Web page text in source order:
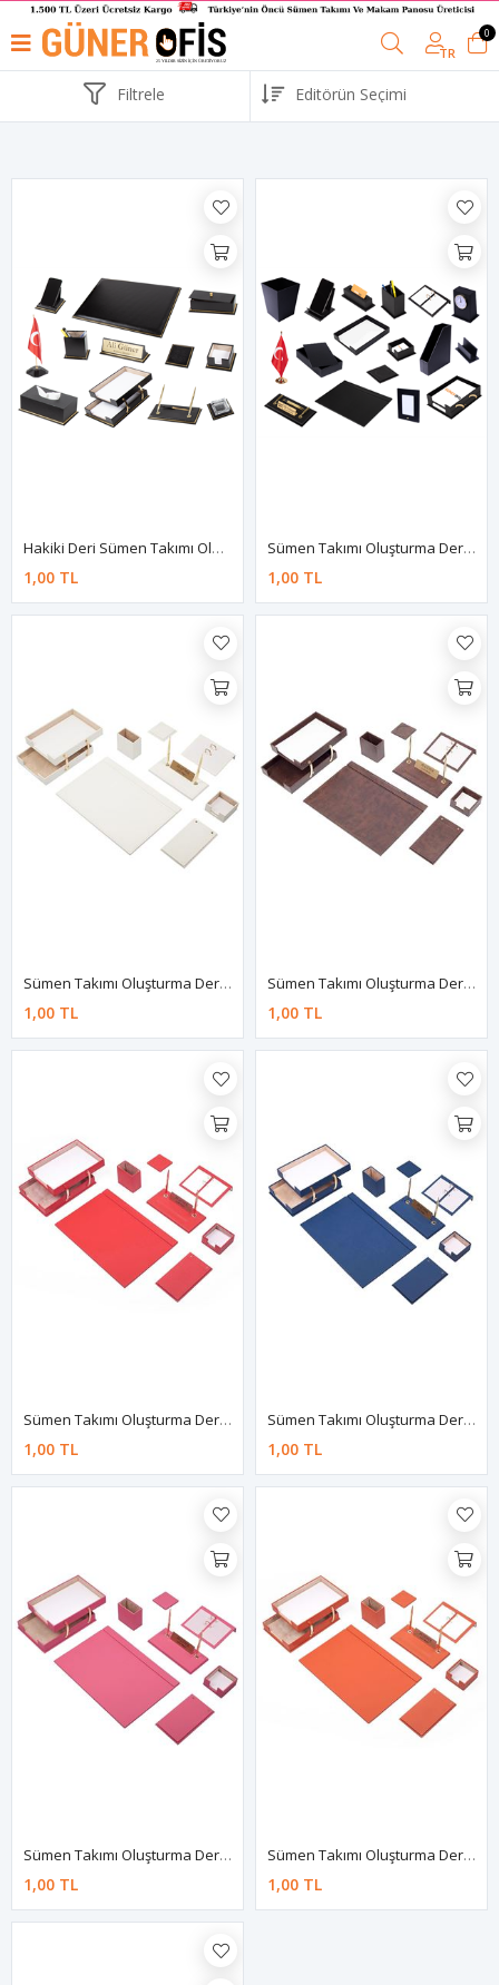
TR
0
Filtrele
Hakiki Deri Sümen Takımı Oluşturma
1,00 TL
Sümen Takımı Oluşturma Deri Siyah
1,00 TL
Sümen Takımı Oluşturma Deri Beyaz
1,00 TL
Sümen Takımı Oluşturma Deri Kahve
1,00 TL
Sümen Takımı Oluşturma Deri Kırmızı
1,00 TL
Sümen Takımı Oluşturma Deri Mavi
1,00 TL
Sümen Takımı Oluşturma Deri Pembe
1,00 TL
Sümen Takımı Oluşturma Deri Turuncu
1,00 TL